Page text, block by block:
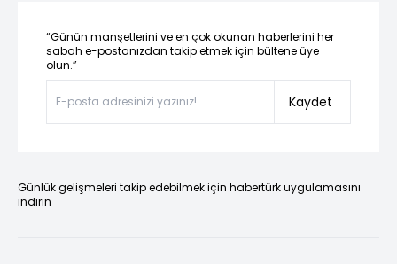
“Günün manşetlerini ve en çok okunan haberlerini her
sabah e-postanızdan takip etmek için bültene üye
olun.”
Kaydet
Günlük gelişmeleri takip edebilmek için habertürk uygulamasını
indirin